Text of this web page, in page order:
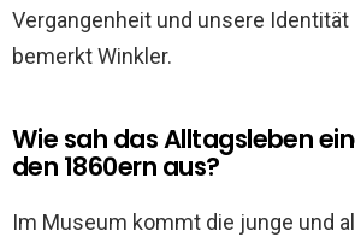
Vergangenheit und unsere Identität
bemerkt Winkler.
Wie sah das Alltagsleben
den 1860ern aus?
Im Museum kommt die junge und